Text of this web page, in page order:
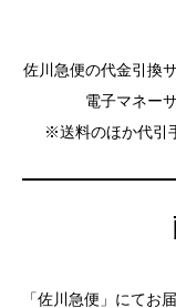
佐川急便の代金引換
電子マネー
※送料のほか代引
「佐川急便」にてお